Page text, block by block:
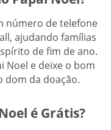
número de telefone
ajudando famílias
de fim de ano.
Noel e deixe o bom
dom da doação.
é Grátis?